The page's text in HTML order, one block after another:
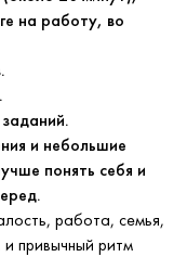
на работу, во
и небольшие
понять себя и
работа, семья,
привычный ритм